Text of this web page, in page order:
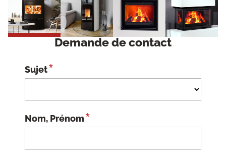
Demande de contact
Sujet*
Nom, Prénom*